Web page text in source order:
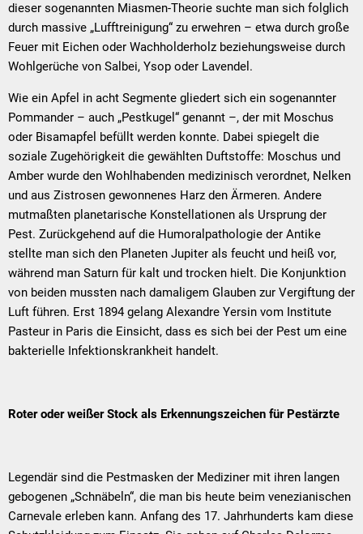
dieser sogenannten Miasmen-Theorie suchte man sich folglich
durch massive „Lufftreinigung“ zu erwehren – etwa durch große
Feuer mit Eichen oder Wachholderholz beziehungsweise durch
Wohlgerüche von Salbei, Ysop oder Lavendel.
Wie ein Apfel in acht Segmente gliedert sich ein sogenannter
Pommander – auch „Pestkugel“ genannt –, der mit Moschus
oder Bisamapfel befüllt werden konnte. Dabei spiegelt die
soziale Zugehörigkeit die gewählten Duftstoffe: Moschus und
Amber wurde den Wohlhabenden medizinisch verordnet, Nelken
und aus Zistrosen gewonnenes Harz den Ärmeren. Andere
mutmaßten planetarische Konstellationen als Ursprung der
Pest. Zurückgehend auf die Humoralpathologie der Antike
stellte man sich den Planeten Jupiter als feucht und heiß vor,
während man Saturn für kalt und trocken hielt. Die Konjunktion
von beiden mussten nach damaligem Glauben zur Vergiftung der
Luft führen. Erst 1894 gelang Alexandre Yersin vom Institute
Pasteur in Paris die Einsicht, dass es sich bei der Pest um eine
bakterielle Infektionskrankheit handelt.
Roter oder weißer Stock als Erkennungszeichen für Pestärzte
Legendär sind die Pestmasken der Mediziner mit ihren langen
gebogenen „Schnäbeln“, die man bis heute beim venezianischen
Carnevale erleben kann. Anfang des 17. Jahrhunderts kam diese